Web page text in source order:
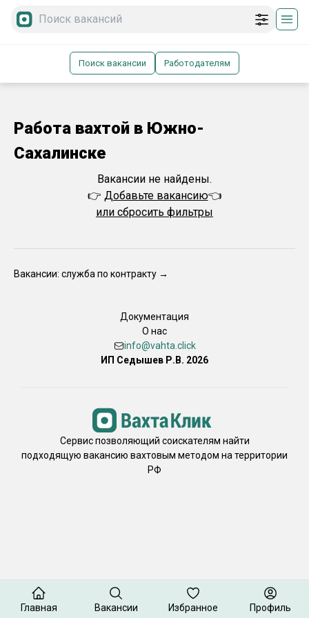
Поиск вакансии Работодателям
Работа вахтой в Южно-
Сахалинске
Вакансии не найдены.
👉 Добавьте вакансию👈
или сбросить фильтры
Вакансии: служба по контракту →
Документация
О нас
info@vahta.click
ИП Седышев Р.В. 2026
Сервис позволяющий соискателям найти
подходящую вакансию вахтовым методом на территории
РФ
Главная Вакансии Избранное Профиль